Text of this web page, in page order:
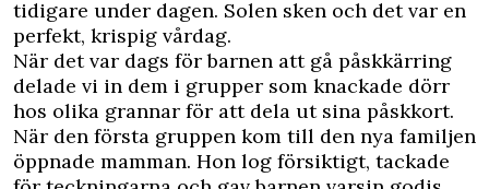
tidigare under dagen. Solen sken och det var en
perfekt, krispig vårdag.
När det var dags för barnen att gå påskkärring
delade vi in dem i grupper som knackade dörr
hos olika grannar för att dela ut sina påskkort.
När den första gruppen kom till den nya familjen
öppnade mamman. Hon log försiktigt, tackade